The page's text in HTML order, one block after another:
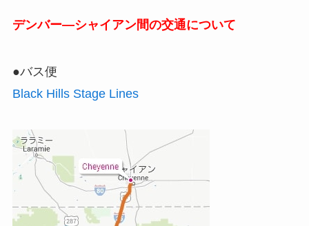
デンバー―シャイアン間の交通について
●バス便
Black Hills Stage Lines